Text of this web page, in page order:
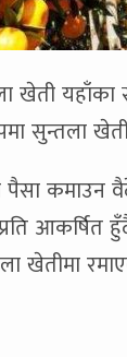
खेती
सुन्तला
कमाउन
आकर्षित
खेतीमा